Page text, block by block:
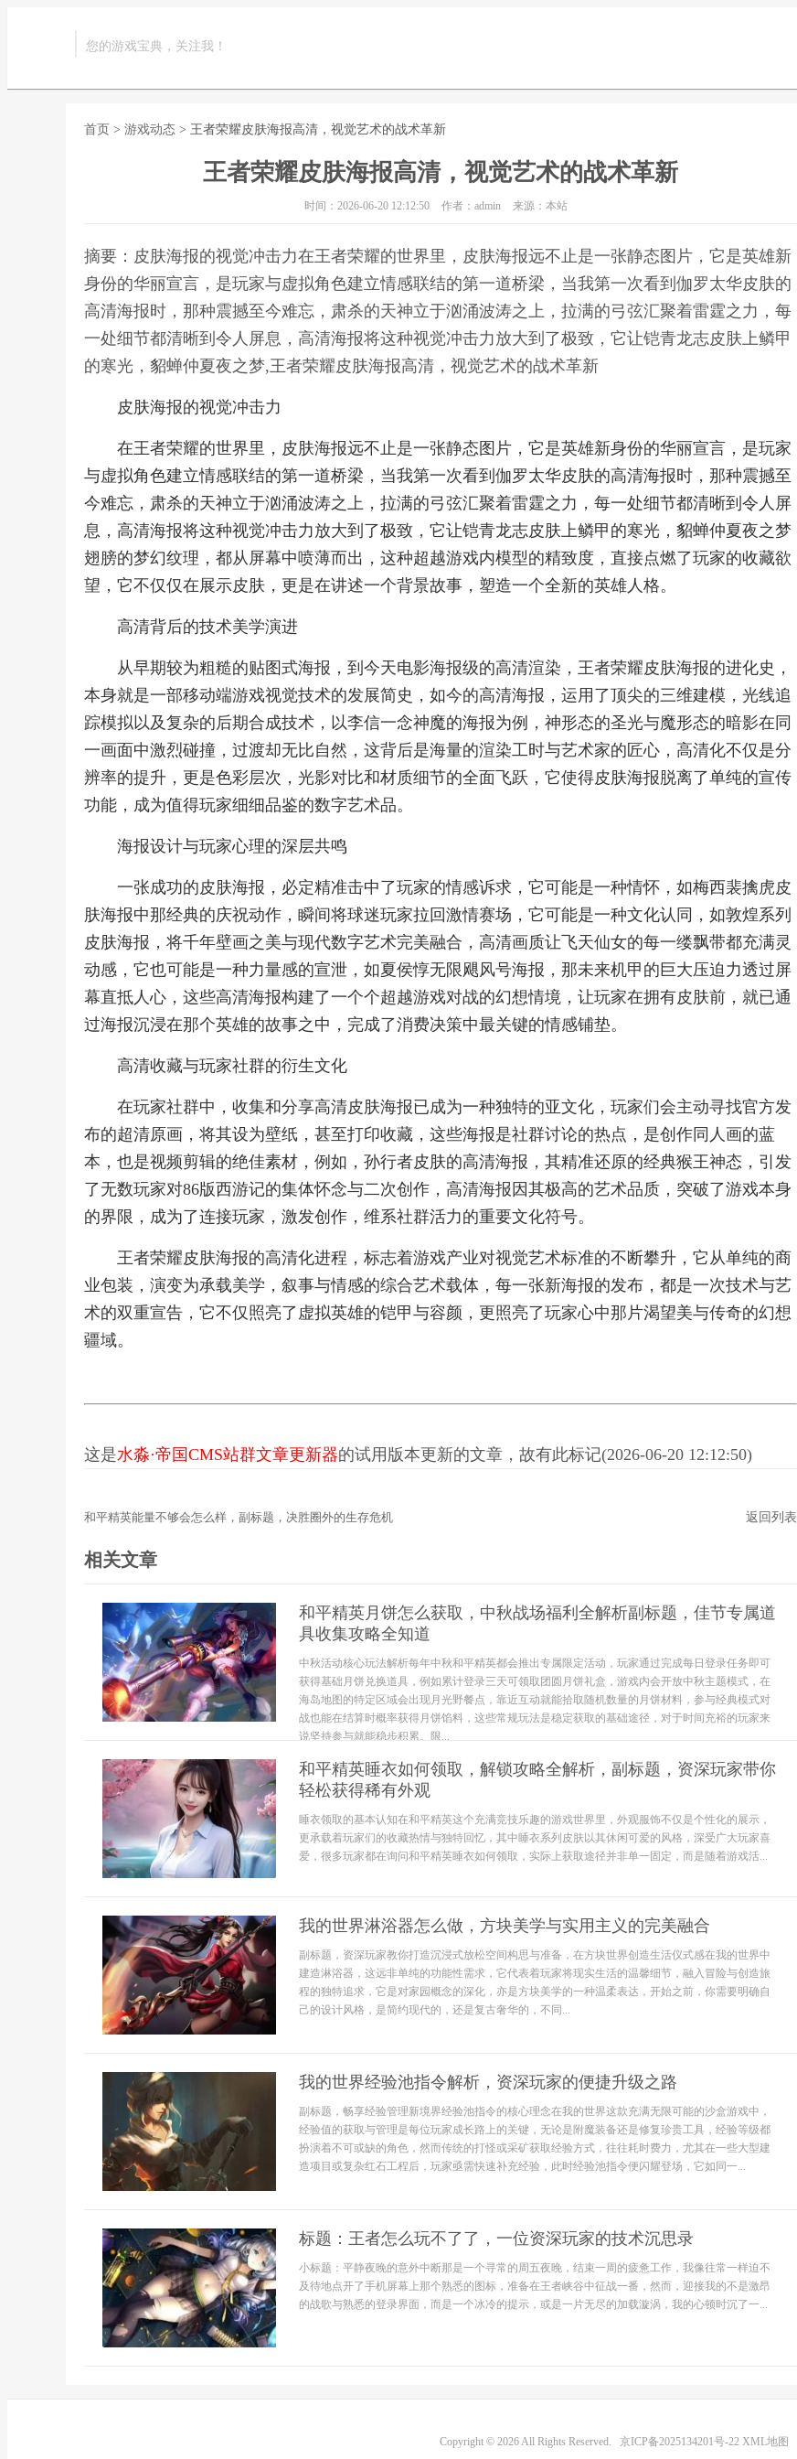
您的游戏宝典，关注我！
首页 > 游戏动态 > 王者荣耀皮肤海报高清，视觉艺术的战术革新
王者荣耀皮肤海报高清，视觉艺术的战术革新
时间：2026-06-20 12:12:50 作者：admin 来源：本站
摘要：皮肤海报的视觉冲击力在王者荣耀的世界里，皮肤海报远不止是一张静态图片，它是英雄新
身份的华丽宣言，是玩家与虚拟角色建立情感联结的第一道桥梁，当我第一次看到伽罗太华皮肤的
高清海报时，那种震撼至今难忘，肃杀的天神立于汹涌波涛之上，拉满的弓弦汇聚着雷霆之力，每
一处细节都清晰到令人屏息，高清海报将这种视觉冲击力放大到了极致，它让铠青龙志皮肤上鳞甲
的寒光，貂蝉仲夏夜之梦,王者荣耀皮肤海报高清，视觉艺术的战术革新
皮肤海报的视觉冲击力
在王者荣耀的世界里，皮肤海报远不止是一张静态图片，它是英雄新身份的华丽宣言，是玩家
与虚拟角色建立情感联结的第一道桥梁，当我第一次看到伽罗太华皮肤的高清海报时，那种震撼至
今难忘，肃杀的天神立于汹涌波涛之上，拉满的弓弦汇聚着雷霆之力，每一处细节都清晰到令人屏
息，高清海报将这种视觉冲击力放大到了极致，它让铠青龙志皮肤上鳞甲的寒光，貂蝉仲夏夜之梦
翅膀的梦幻纹理，都从屏幕中喷薄而出，这种超越游戏内模型的精致度，直接点燃了玩家的收藏欲
望，它不仅仅在展示皮肤，更是在讲述一个背景故事，塑造一个全新的英雄人格。
高清背后的技术美学演进
从早期较为粗糙的贴图式海报，到今天电影海报级的高清渲染，王者荣耀皮肤海报的进化史，
本身就是一部移动端游戏视觉技术的发展简史，如今的高清海报，运用了顶尖的三维建模，光线追
踪模拟以及复杂的后期合成技术，以李信一念神魔的海报为例，神形态的圣光与魔形态的暗影在同
一画面中激烈碰撞，过渡却无比自然，这背后是海量的渲染工时与艺术家的匠心，高清化不仅是分
辨率的提升，更是色彩层次，光影对比和材质细节的全面飞跃，它使得皮肤海报脱离了单纯的宣传
功能，成为值得玩家细细品鉴的数字艺术品。
海报设计与玩家心理的深层共鸣
一张成功的皮肤海报，必定精准击中了玩家的情感诉求，它可能是一种情怀，如梅西裴擒虎皮
肤海报中那经典的庆祝动作，瞬间将球迷玩家拉回激情赛场，它可能是一种文化认同，如敦煌系列
皮肤海报，将千年壁画之美与现代数字艺术完美融合，高清画质让飞天仙女的每一缕飘带都充满灵
动感，它也可能是一种力量感的宣泄，如夏侯惇无限飓风号海报，那未来机甲的巨大压迫力透过屏
幕直抵人心，这些高清海报构建了一个个超越游戏对战的幻想情境，让玩家在拥有皮肤前，就已通
过海报沉浸在那个英雄的故事之中，完成了消费决策中最关键的情感铺垫。
高清收藏与玩家社群的衍生文化
在玩家社群中，收集和分享高清皮肤海报已成为一种独特的亚文化，玩家们会主动寻找官方发
布的超清原画，将其设为壁纸，甚至打印收藏，这些海报是社群讨论的热点，是创作同人画的蓝
本，也是视频剪辑的绝佳素材，例如，孙行者皮肤的高清海报，其精准还原的经典猴王神态，引发
了无数玩家对86版西游记的集体怀念与二次创作，高清海报因其极高的艺术品质，突破了游戏本身
的界限，成为了连接玩家，激发创作，维系社群活力的重要文化符号。
王者荣耀皮肤海报的高清化进程，标志着游戏产业对视觉艺术标准的不断攀升，它从单纯的商
业包装，演变为承载美学，叙事与情感的综合艺术载体，每一张新海报的发布，都是一次技术与艺
术的双重宣告，它不仅照亮了虚拟英雄的铠甲与容颜，更照亮了玩家心中那片渴望美与传奇的幻想
疆域。
这是水淼·帝国CMS站群文章更新器的试用版本更新的文章，故有此标记(2026-06-20 12:12:50)
和平精英能量不够会怎么样，副标题，决胜圈外的生存危机 返回列表
相关文章
和平精英月饼怎么获取，中秋战场福利全解析副标题，佳节专属道
具收集攻略全知道
中秋活动核心玩法解析每年中秋和平精英都会推出专属限定活动，玩家通过完成每日登录任务即可
获得基础月饼兑换道具，例如累计登录三天可领取团圆月饼礼盒，游戏内会开放中秋主题模式，在
海岛地图的特定区域会出现月光野餐点，靠近互动就能拾取随机数量的月饼材料，参与经典模式对
战也能在结算时概率获得月饼馅料，这些常规玩法是稳定获取的基础途径，对于时间充裕的玩家来
说坚持参与就能稳步积累。限...
和平精英睡衣如何领取，解锁攻略全解析，副标题，资深玩家带你
轻松获得稀有外观
睡衣领取的基本认知在和平精英这个充满竞技乐趣的游戏世界里，外观服饰不仅是个性化的展示，
更承载着玩家们的收藏热情与独特回忆，其中睡衣系列皮肤以其休闲可爱的风格，深受广大玩家喜
爱，很多玩家都在询问和平精英睡衣如何领取，实际上获取途径并非单一固定，而是随着游戏活...
我的世界淋浴器怎么做，方块美学与实用主义的完美融合
副标题，资深玩家教你打造沉浸式放松空间构思与准备，在方块世界创造生活仪式感在我的世界中
建造淋浴器，这远非单纯的功能性需求，它代表着玩家将现实生活的温馨细节，融入冒险与创造旅
程的独特追求，它是对家园概念的深化，亦是方块美学的一种温柔表达，开始之前，你需要明确自
己的设计风格，是简约现代的，还是复古奢华的，不同...
我的世界经验池指令解析，资深玩家的便捷升级之路
副标题，畅享经验管理新境界经验池指令的核心理念在我的世界这款充满无限可能的沙盒游戏中，
经验值的获取与管理是每位玩家成长路上的关键，无论是附魔装备还是修复珍贵工具，经验等级都
扮演着不可或缺的角色，然而传统的打怪或采矿获取经验方式，往往耗时费力，尤其在一些大型建
造项目或复杂红石工程后，玩家亟需快速补充经验，此时经验池指令便闪耀登场，它如同一...
标题：王者怎么玩不了了，一位资深玩家的技术沉思录
小标题：平静夜晚的意外中断那是一个寻常的周五夜晚，结束一周的疲惫工作，我像往常一样迫不
及待地点开了手机屏幕上那个熟悉的图标，准备在王者峡谷中征战一番，然而，迎接我的不是激昂
的战歌与熟悉的登录界面，而是一个冰冷的提示，或是一片无尽的加载漩涡，我的心顿时沉了一...
Copyright © 2026 All Rights Reserved. 京ICP备2025134201号-22 XML地图